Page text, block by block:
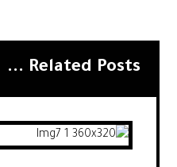
Related Posts ...